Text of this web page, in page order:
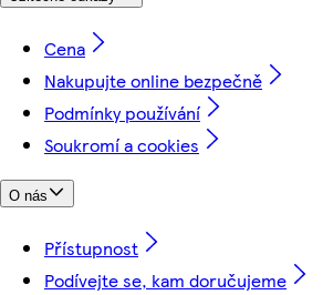
Cena
Nakupujte online bezpečně
Podmínky používání
Soukromí a cookies
O nás
Přístupnost
Podívejte se, kam doručujeme